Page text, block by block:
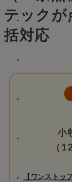
【ワンストッ
テックが
括対応
小
（